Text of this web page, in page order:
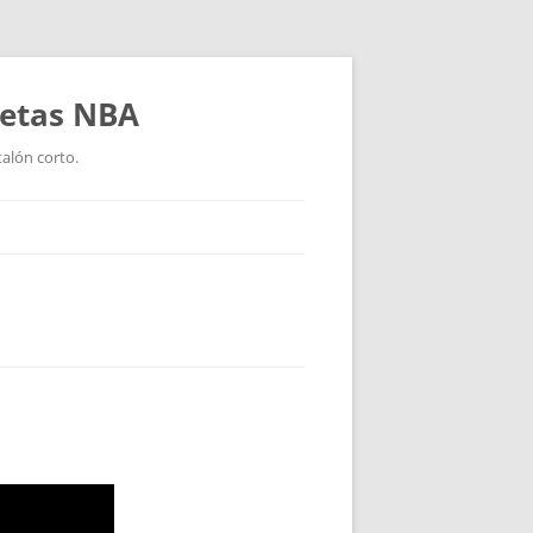
NBA
corto.